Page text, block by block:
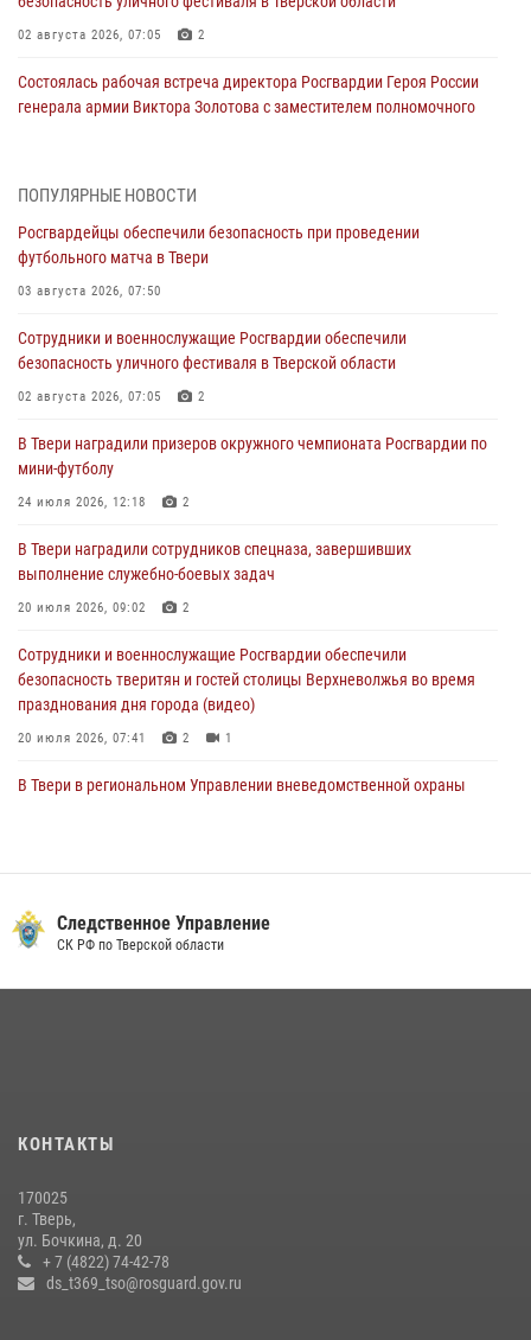
02 августа 2026, 07:05 2
Состоялась рабочая встреча директора Росгвардии Героя России
генерала армии Виктора Золотова с заместителем полномочного
31 июля 2026, 05:42 4
Росгвардейцы в Твери приняли участие в молебне, посвященном
Дню Крещения Руси
28 июля 2026, 11:30
Сотрудники вневедомственной охраны совершили 250 выездов и
пресекли 20 правонарушений за неделю в Тверской области
27 июля 2026, 08:29
В Твери наградили призеров окружного чемпионата Росгвардии по
мини-футболу
24 июля 2026, 12:18 2
Росгвардейцы оказали помощь водителю на дороге в городе Кашин
22 июля 2026, 08:35
ПОПУЛЯРНЫЕ НОВОСТИ
Росгвардейцы обеспечили безопасность при проведении
футбольного матча в Твери
03 августа 2026, 07:50
Сотрудники и военнослужащие Росгвардии обеспечили
безопасность уличного фестиваля в Тверской области
02 августа 2026, 07:05 2
В Твери наградили призеров окружного чемпионата Росгвардии по
мини-футболу
24 июля 2026, 12:18 2
В Твери наградили сотрудников спецназа, завершивших
выполнение служебно-боевых задач
20 июля 2026, 09:02 2
Сотрудники и военнослужащие Росгвардии обеспечили
безопасность тверитян и гостей столицы Верхневолжья во время
празднования дня города (видео)
20 июля 2026, 07:41 2 1
В Твери в региональном Управлении вневедомственной охраны
10 июля 2026, 08:44 1 1
(видео)
Росгвардейцы оказали помощь водителю на дороге в городе Кашин
22 июля 2026, 08:35
Следственное Управление
СК РФ по Тверской области
КОНТАКТЫ
170025
г. Тверь,
ул. Бочкина, д. 20
+ 7 (4822) 74-42-78
ds_t369_tso@rosguard.gov.ru